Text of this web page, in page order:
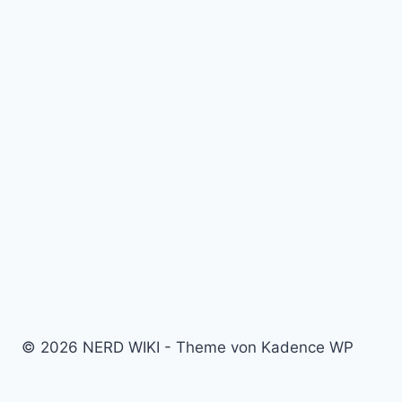
© 2026 NERD WIKI - Theme von Kadence WP